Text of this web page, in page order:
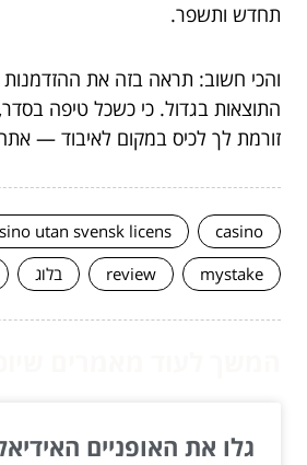
תחדש ותשפר.
והכי חשוב: תראה בזה את
התוצאות בגדול. כי כשכל טיפה
זורמת לך לכיס במקום לאיבוד —
casino
utan svensk licens
mystake
review בלוג
גלו את האופניים